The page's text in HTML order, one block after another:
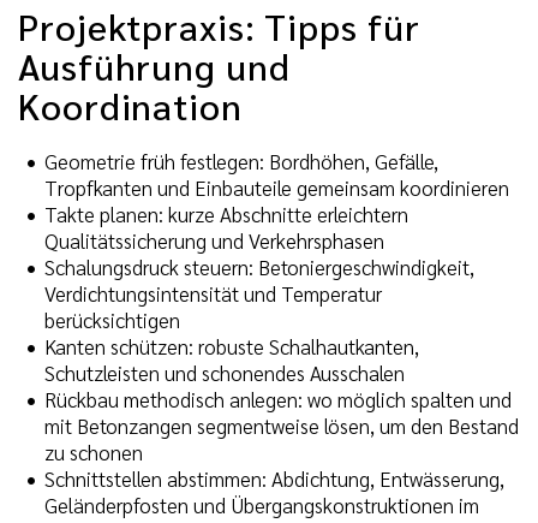
Projektpraxis: Tipps für
Ausführung und
Koordination
Geometrie früh festlegen: Bordhöhen, Gefälle,
Tropfkanten und Einbauteile gemeinsam koordinieren
Takte planen: kurze Abschnitte erleichtern
Qualitätssicherung und Verkehrsphasen
Schalungsdruck steuern: Betoniergeschwindigkeit,
Verdichtungsintensität und Temperatur
berücksichtigen
Kanten schützen: robuste Schalhautkanten,
Schutzleisten und schonendes Ausschalen
Rückbau methodisch anlegen: wo möglich spalten und
mit Betonzangen segmentweise lösen, um den Bestand
zu schonen
Schnittstellen abstimmen: Abdichtung, Entwässerung,
Geländerpfosten und Übergangskonstruktionen im